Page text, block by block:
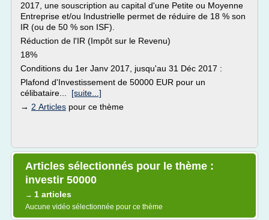
2017, une souscription au capital d'une Petite ou Moyenne
Entreprise et/ou Industrielle permet de réduire de 18 % son
IR (ou de 50 % son ISF).
Réduction de l'IR (Impôt sur le Revenu)
18%
Conditions du 1er Janv 2017, jusqu'au 31 Déc 2017 :
Plafond d'Investissement de 50000 EUR pour un
célibataire... [suite...]
→ 2 Articles pour ce thème
Articles sélectionnés pour le thème :
investir 50000
→ 1 articles
Aucune vidéo sélectionnée pour ce thème